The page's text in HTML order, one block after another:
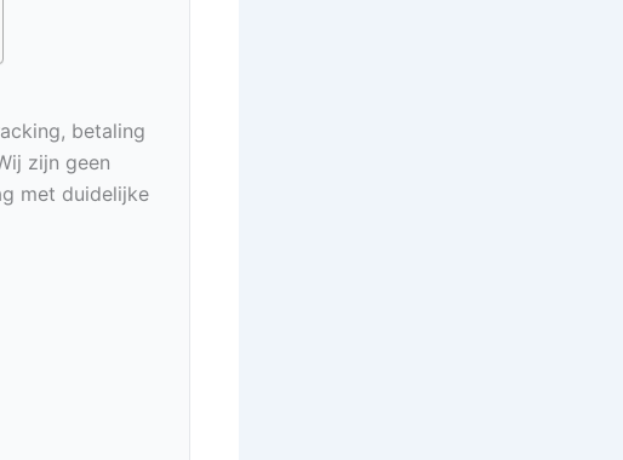
betaling
zijn geen
met duidelijke